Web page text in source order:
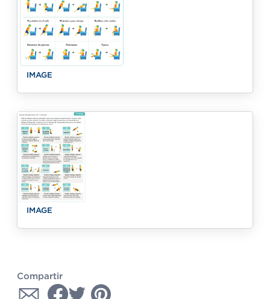
IMAGE
IMAGE
IMAGE
IMAGE
Compartir